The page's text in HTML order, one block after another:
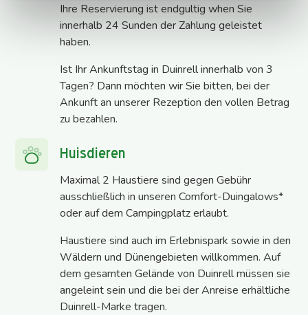
Ihre Reservierung ist endgultig when Sie
innerhalb 24 Sunden der Zahlung geleistet
haben.
Ist Ihr Ankunftstag in Duinrell innerhalb von 3
Tagen? Dann möchten wir Sie bitten, bei der
Ankunft an unserer Rezeption den vollen Betrag
zu bezahlen.
Huisdieren
Maximal 2 Haustiere sind gegen Gebühr
ausschließlich in unseren Comfort-Duingalows*
oder auf dem Campingplatz erlaubt.
Haustiere sind auch im Erlebnispark sowie in den
Wäldern und Dünengebieten willkommen. Auf
dem gesamten Gelände von Duinrell müssen sie
angeleint sein und die bei der Anreise erhältliche
Duinrell-Marke tragen.